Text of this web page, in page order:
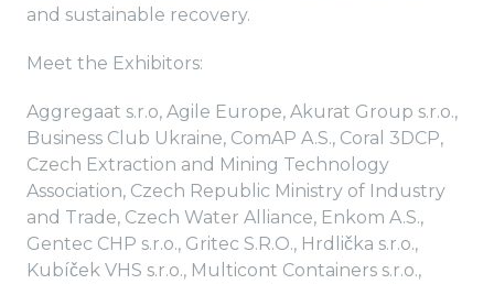
and sustainable recovery.
Meet the Exhibitors:
Aggregaat s.r.o, Agile Europe, Akurat Group s.r.o.,
Business Club Ukraine, ComAP A.S., Coral 3DCP,
Czech Extraction and Mining Technology
Association, Czech Republic Ministry of Industry
and Trade, Czech Water Alliance, Enkom A.S.,
Gentec CHP s.r.o., Gritec S.R.O., Hrdlička s.r.o.,
Kubíček VHS s.r.o., Multicont Containers s.r.o.,